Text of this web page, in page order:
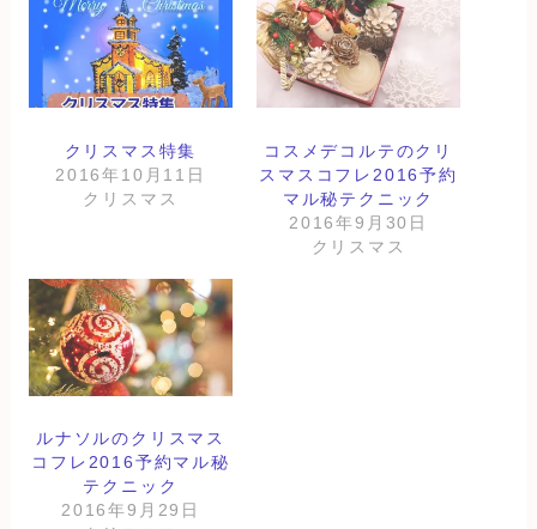
クリスマス特集
2016年10月11日
クリスマス
コスメデコルテのクリ
スマスコフレ2016予約
マル秘テクニック
2016年9月30日
クリスマス
ルナソルのクリスマス
コフレ2016予約マル秘
テクニック
2016年9月29日